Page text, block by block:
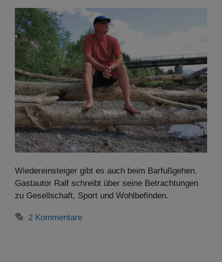
Wiedereinsteiger gibt es auch beim Barfußgehen.
Gastautor Ralf schreibt über seine Betrachtungen
zu Gesellschaft, Sport und Wohlbefinden.
2 Kommentare